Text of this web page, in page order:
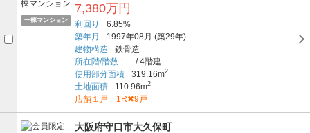
一棟マンション
7,380万円
利回り
6.85%
築年月
1997年08月 (築29年)
建物構造
鉄骨造
所在階/階数
－ /4階建
使用部分面積
319.16m2
土地面積 110.96m2
店舗１戸 1R✖9戸
大阪府守口市大久保町